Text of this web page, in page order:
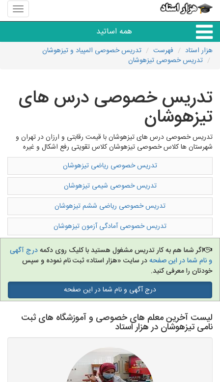
منوی
سایت
استاد
همه اساتید
همه آموزشگاه ها
دبستان تا دبیرستان
دانشگاه
کنکور و مشاوره
مهارت های عمومی
تدریس به کودکان
آموزشگاه ها
هزار استاد فهرست
تدریس خصوصی المپیاد و تیزهوشان
تدریس خصوصی تیزهوشان
تدریس خصوصی درس های
تیزهوشان
تدریس خصوصی درس های تیزهوشان با قیمت رقابتی و ارزان در تهران و
شهرستان ها کلاس خصوصی تیزهوشان کلاس تقویتی رفع اشکال و غیره
تدریس خصوصی ریاضی تیزهوشان
تدریس خصوصی شیمی تیزهوشان
تدریس خصوصی ریاضی ششم تیزهوشان
تدریس خصوصی آمادگی آزمون تیزهوشان
اگر شما هم به کار تدریس مشغول هستید با کلیک روی دکمهدرج آگهی
و نام شما در این صفحهدر سایت «هزار استاد» ثبت نام نموده و سپس
خودتان را معرفی کنید.
درج آگهی و نام شما در این صفحه
لیست آخرین معلم های خصوصی و آموزشگاه های ثبت
نامی تیزهوشان در هزار استاد